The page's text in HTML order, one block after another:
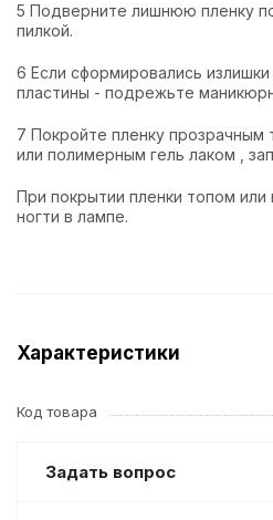
5 Подверните лишнюю пленку
пилкой.
6 Если сформировались
пластины - подрежьте
7 Покройте пленку
или полимерным гель лаком ,
При покрытии пленки топом
ногти в лампе.
Характеристики
Код товара
Задать вопрос